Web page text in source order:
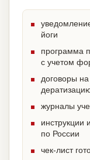
йоги
программа
с учетом
договоры
журналы
инструкции
по России
чек-лист